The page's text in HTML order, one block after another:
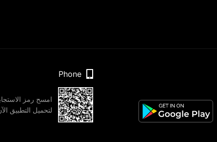
Phone
امسح رمز
لتحميل التطبيق